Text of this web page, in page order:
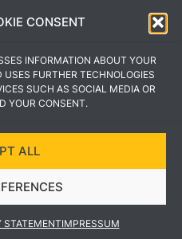
CONSENT
INFORMATION ABOUT YOUR
FURTHER TECHNOLOGIES
SUCH AS SOCIAL MEDIA OR
YOUR CONSENT.
ALL
STATEMENTIMPRESSUM
KONTAKT
VEKSDESIGN